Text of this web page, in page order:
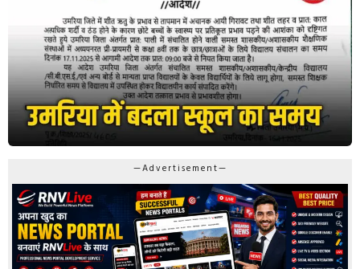
—Advertisement—